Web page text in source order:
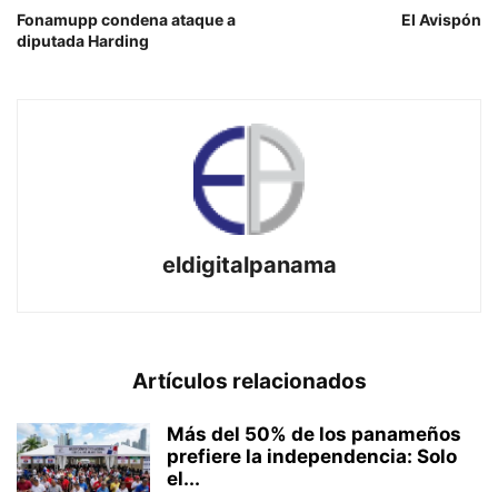
Fonamupp condena ataque a
diputada Harding
El Avispón
eldigitalpanama
Artículos relacionados
Más del 50% de los panameños
prefiere la independencia: Solo
el...